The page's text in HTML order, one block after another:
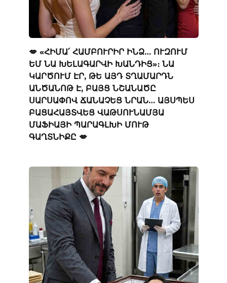
💋 «ՀԻՄԱ՛ ՀԱՄԲՈՒՐԻՐ ԻՆՁ… ՈՒԶՈՒՄ
ԵՄ ՆԱ ԽԵԼԱԳԱՐՎԻ ԽԱՆԴԻՑ»։ ՆԱ
ԿԱՐԾՈՒՄ ԷՐ, ԹԵ ԱՅԴ ՏՂԱՄԱՐԴՆ
ԱՆԾԱՆՈԹ Է, ԲԱՅՑ ՆՇԱՆԱԾԸ
ՍԱՐՍԱՓՈՎ ՃԱՆԱՉԵՑ ՆՐԱՆ… ԱՅՍՊԵՍ
ԲԱՑԱՀԱՅՏՎԵՑ ՎԱԹՍՈՒՆԱՄՅԱ
ՄԱՖԻԱՅԻ ՊԱՐԱԳԼԽԻ ՄՈՒԹ
ԳԱՂՏՆԻՔԸ 💋